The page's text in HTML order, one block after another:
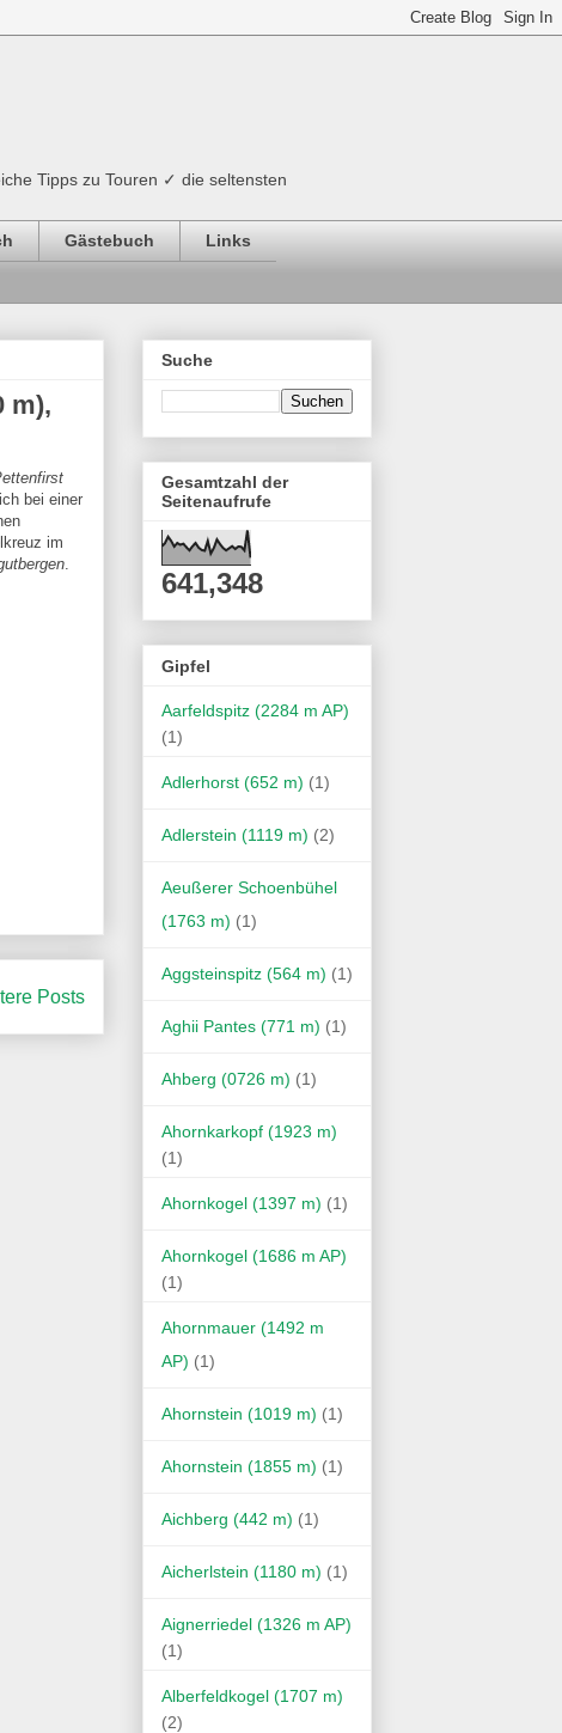
Tipps zu Touren ✓ die seltensten
Gästebuch Links
m),
bei einer
im
Posts
Suche
Gesamtzahl der
Seitenaufrufe
641,348
Gipfel
Aarfeldspitz (2284 m AP)
(1)
Adlerhorst (652 m) (1)
Adlerstein (1119 m) (2)
Aeußerer Schoenbühel
(1763 m) (1)
Aggsteinspitz (564 m) (1)
Aghii Pantes (771 m) (1)
Ahberg (0726 m) (1)
Ahornkarkopf (1923 m)
(1)
Ahornkogel (1397 m) (1)
Ahornkogel (1686 m AP)
(1)
Ahornmauer (1492 m
AP) (1)
Ahornstein (1019 m) (1)
Ahornstein (1855 m) (1)
Aichberg (442 m) (1)
Aicherlstein (1180 m) (1)
Aignerriedel (1326 m AP)
(1)
Alberfeldkogel (1707 m)
(2)